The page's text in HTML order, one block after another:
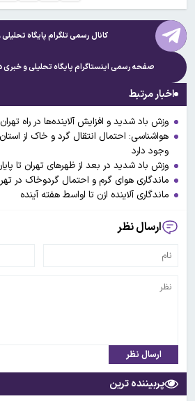
کانال رسمی تلگرام پایگاه
صفحه رسمی اینستاگرام پایگاه تحلیلی و خبری
اخبار مرتبط
وزش باد شدید و افزایش آلاینده‌ها در راه تهران
هواشناسی: احتمال انتقال گرد و خاک از
وجود دارد
وزش باد شدید در بعد از ظهرهای تهران تا
ماندگاری هوای گرم و احتمال گردوخاک در
ماندگاری آلاینده ازن تا اواسط هفته آینده
ارسال نظر
ارسال نظر
پربیننده ترین